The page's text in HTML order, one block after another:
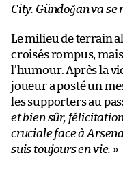
City. Gündoğan va
Le milieu de terrain
croisés rompus, mais
l’humour. Après la
joueur a posté un
les supporters au
et bien sûr,
cruciale face à
suis toujours en vie. »